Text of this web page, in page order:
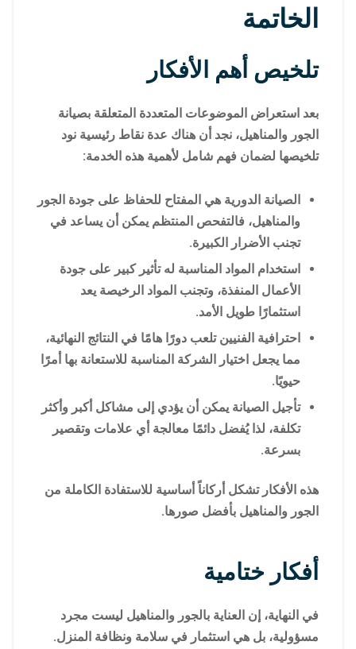
الخاتمة
تلخيص أهم الأفكار
بعد استعراض الموضوعات المتعددة المتعلقة بصيانة
الجور والمناهيل، نجد أن هناك عدة نقاط رئيسية نود
تلخيصها لضمان فهم شامل لأهمية هذه الخدمة:
الصيانة الدورية هي المفتاح للحفاظ على جودة الجور
والمناهيل، فالتفحص المنتظم يمكن أن يساعد في
تجنب الأضرار الكبيرة.
استخدام المواد المناسبة له تأثير كبير على جودة
الأعمال المنفذة، وتجنب المواد الرخيصة يعد
استثمارًا طويل الأمد.
احترافية الفنيين تلعب دورًا هامًا في النتائج النهائية،
مما يجعل اختيار الشركة المناسبة للاستعانة بها أمرًا
حيويًا.
تأجيل الصيانة يمكن أن يؤدي إلى مشاكل أكبر وأكثر
تكلفة، لذا يُفضل دائمًا معالجة أي علامات وتقصير
بسرعة.
هذه الأفكار تشكل أركاناً أساسية للاستفادة الكاملة من
الجور والمناهيل بأفضل صورها.
أفكار ختامية
في النهاية، إن العناية بالجور والمناهيل ليست مجرد
مسؤولية، بل هي استثمار في سلامة ونظافة المنزل.